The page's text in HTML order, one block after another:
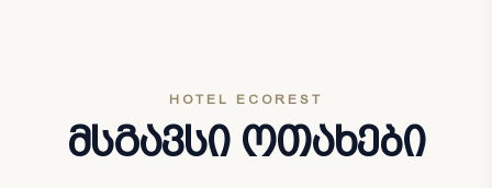
HOTEL ECOREST
მსგავსი ოთახები